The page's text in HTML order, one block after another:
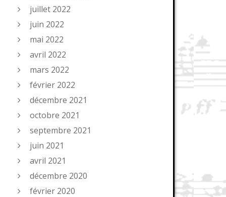
juillet 2022
juin 2022
mai 2022
avril 2022
mars 2022
février 2022
décembre 2021
octobre 2021
septembre 2021
juin 2021
avril 2021
décembre 2020
février 2020